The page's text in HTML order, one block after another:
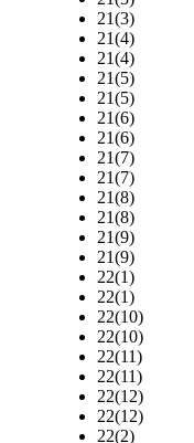
21(3)
21(4)
21(4)
21(5)
21(5)
21(6)
21(6)
21(7)
21(7)
21(8)
21(8)
21(9)
21(9)
22(1)
22(1)
22(10)
22(10)
22(11)
22(11)
22(12)
22(12)
22(2)